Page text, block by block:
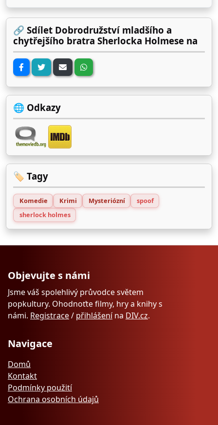
🔗 Sdílet Dobrodružství mladšího a
chytřejšího bratra Sherlocka Holmese na
🌐 Odkazy
🏷️ Tagy
Komedie Krimi Mysteriózní
spoof
sherlock holmes
Objevujte s námi
Jsme váš spolehlivý průvodce světem
popkultury. Ohodnoťte filmy, hry a knihy s
námi. Registrace/ přihlášenína DIV.cz.
Navigace
Domů
Kontakt
Podmínky použití
Ochrana osobních údajů